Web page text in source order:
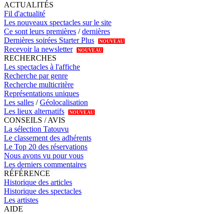
ACTUALITÉS
Fil d'actualité
Les nouveaux spectacles sur le site
Ce sont leurs premières /dernières
Dernières soirées Starter Plus
NOUVEAU
Recevoir la newsletter NOUVEAU
RECHERCHES
Les spectacles à l'affiche
Recherche par genre
Recherche multicritère
Représentations uniques
Les salles /Géolocalisation
Les lieux alternatifs
NOUVEAU
CONSEILS / AVIS
La sélection Tatouvu
Le classement des adhérents
Le Top 20 des réservations
Nous avons vu pour vous
Les derniers commentaires
RÉFÉRENCE
Historique des articles
Historique des spectacles
Les artistes
AIDE